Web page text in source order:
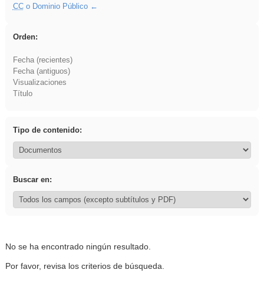
CCo Dominio Público
Orden:
Fecha (recientes)
Fecha (antiguos)
Visualizaciones
Título
Tipo de contenido:
Buscar en:
No se ha encontrado ningún resultado.
Por favor, revisa los criterios de búsqueda.